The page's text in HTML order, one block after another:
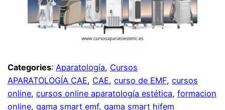
Categories:Aparatología, Cursos
APARATOLOGÍA CAE, CAE, curso de EMF, cursos
online, cursos online aparatología estética, formacion
online, gama smart emf, gama smart hifem